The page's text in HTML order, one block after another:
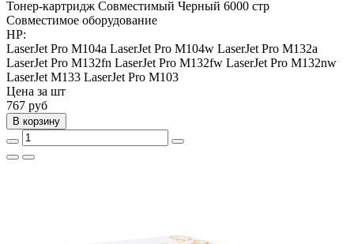
Тонер-картридж Совместимый Черный 6000 стр
Совместимое оборудование
HP:
LaserJet Pro M104a LaserJet Pro M104w LaserJet Pro M132a
LaserJet Pro M132fn LaserJet Pro M132fw LaserJet Pro M132nw
LaserJet M133 LaserJet Pro M103
Цена за шт
767 руб
В корзину